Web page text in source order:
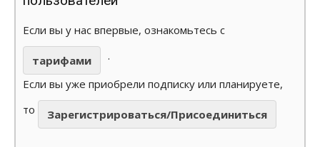
Если вы у нас впервые, ознакомьтесь с
тарифами
.
Если вы уже приобрели подписку или планируете,
то
Зарегистрироваться/Присоединиться